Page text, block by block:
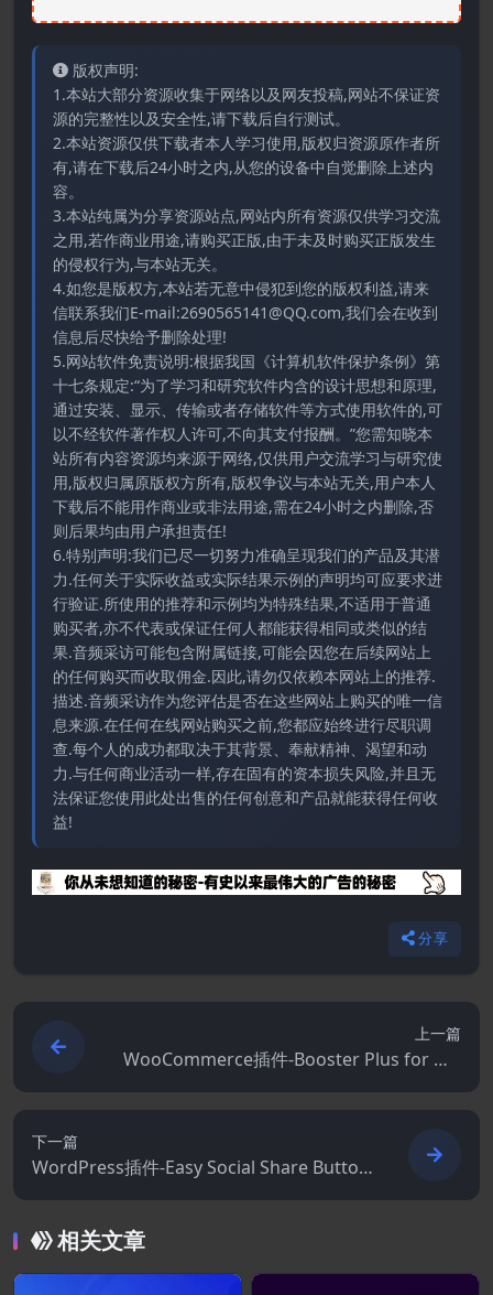
版权声明:
1.本站大部分资源收集于网络以及网友投稿,网站不保证资
源的完整性以及安全性,请下载后自行测试。
2.本站资源仅供下载者本人学习使用,版权归资源原作者所
有,请在下载后24小时之内,从您的设备中自觉删除上述内
容。
3.本站纯属为分享资源站点,网站内所有资源仅供学习交流
之用,若作商业用途,请购买正版,由于未及时购买正版发生
的侵权行为,与本站无关。
4.如您是版权方,本站若无意中侵犯到您的版权利益,请来
信联系我们E-mail:2690565141@QQ.com,我们会在收到
信息后尽快给予删除处理!
5.网站软件免责说明:根据我国《计算机软件保护条例》第
十七条规定:“为了学习和研究软件内含的设计思想和原理,
通过安装、显示、传输或者存储软件等方式使用软件的,可
以不经软件著作权人许可,不向其支付报酬。”您需知晓本
站所有内容资源均来源于网络,仅供用户交流学习与研究使
用,版权归属原版权方所有,版权争议与本站无关,用户本人
下载后不能用作商业或非法用途,需在24小时之内删除,否
则后果均由用户承担责任!
6.特别声明:我们已尽一切努力准确呈现我们的产品及其潜
力.任何关于实际收益或实际结果示例的声明均可应要求进
行验证.所使用的推荐和示例均为特殊结果,不适用于普通
购买者,亦不代表或保证任何人都能获得相同或类似的结
果.音频采访可能包含附属链接,可能会因您在后续网站上
的任何购买而收取佣金.因此,请勿仅依赖本网站上的推荐.
描述.音频采访作为您评估是否在这些网站上购买的唯一信
息来源.在任何在线网站购买之前,您都应始终进行尽职调
查.每个人的成功都取决于其背景、奉献精神、渴望和动
力.与任何商业活动一样,存在固有的资本损失风险,并且无
法保证您使用此处出售的任何创意和产品就能获得任何收
益!
分享
上一篇
WooCommerce插件-Booster Plus for Wo
oCommerce 8.1.0
下一篇
WordPress插件-Easy Social Share Button
s for WordPress 11.5.0
相关文章